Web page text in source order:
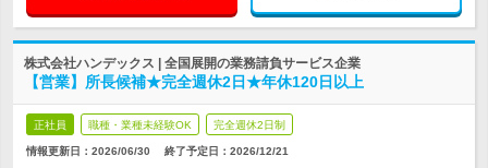
株式会社ハンデックス | 全国展開の業務請負サービス企業
【営業】所長候補★完全週休2日★年休120日以上
正社員 職種・業種未経験OK 完全週休2日制
情報更新日：2026/06/30 終了予定日： 2026/12/21